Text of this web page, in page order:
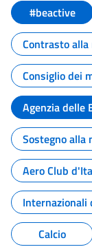
#beactive
Contrasto
Consiglio dei
Agenzia delle
Sostegno
Aero Club
Internazionali
Calcio